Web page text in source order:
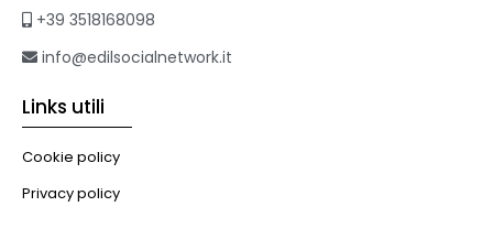
+39 3518168098
info@edilsocialnetwork.it
Links utili
Cookie policy
Privacy policy